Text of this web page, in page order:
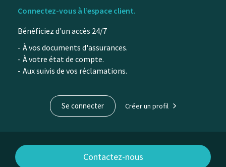
du
contenu
Contactez-nous
Connectez-vous à l’espace client.
Bénéficiez d'un accès 24/7
À vos documents d'assurances.
À votre état de compte.
Aux suivis de vos réclamations.
Se connecter Créer un profil